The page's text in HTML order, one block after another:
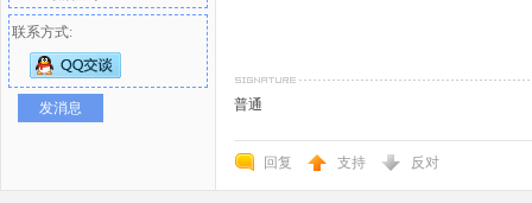
联系方式:
发消息 普通
回复 支持 反对